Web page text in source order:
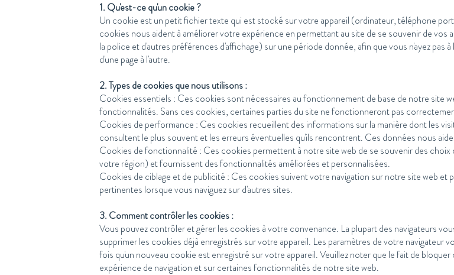
1. Qu'est-ce qu'un cookie ?
Un cookie est un petit fichier texte qui est stocké sur votre appareil (ordinateur, téléphone
cookies nous aident à améliorer votre expérience en permettant au site de se souvenir de
la police et d'autres préférences d'affichage) sur une période donnée, afin que vous n'ayez pas
d'une page à l'autre.
2. Types de cookies que nous utilisons :
Cookies essentiels : Ces cookies sont nécessaires au fonctionnement de base de notre site
fonctionnalités. Sans ces cookies, certaines parties du site ne fonctionneront pas
Cookies de performance : Ces cookies recueillent des informations sur la manière dont les
consultent le plus souvent et les erreurs éventuelles qu'ils rencontrent. Ces données nous
Cookies de fonctionnalité : Ces cookies permettent à notre site web de se souvenir des
votre région) et fournissent des fonctionnalités améliorées et personnalisées.
Cookies de ciblage et de publicité : Ces cookies suivent votre navigation sur notre site web
pertinentes lorsque vous naviguez sur d'autres sites.
3. Comment contrôler les cookies :
Vous pouvez contrôler et gérer les cookies à votre convenance. La plupart des navigateurs
supprimer les cookies déjà enregistrés sur votre appareil. Les paramètres de votre
fois qu'un nouveau cookie est enregistré sur votre appareil. Veuillez noter que le fait de
expérience de navigation et sur certaines fonctionnalités de notre site web.